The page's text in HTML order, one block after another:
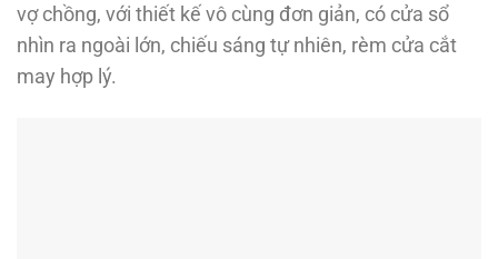
vợ chồng, với thiết kế vô cùng đơn giản, có cửa sổ
nhìn ra ngoài lớn, chiếu sáng tự nhiên, rèm cửa cắt
may hợp lý.